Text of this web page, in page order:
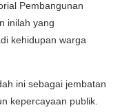
Pembangunan
inilah yang
kehidupan warga
ini sebagai jembatan
kepercayaan publik.